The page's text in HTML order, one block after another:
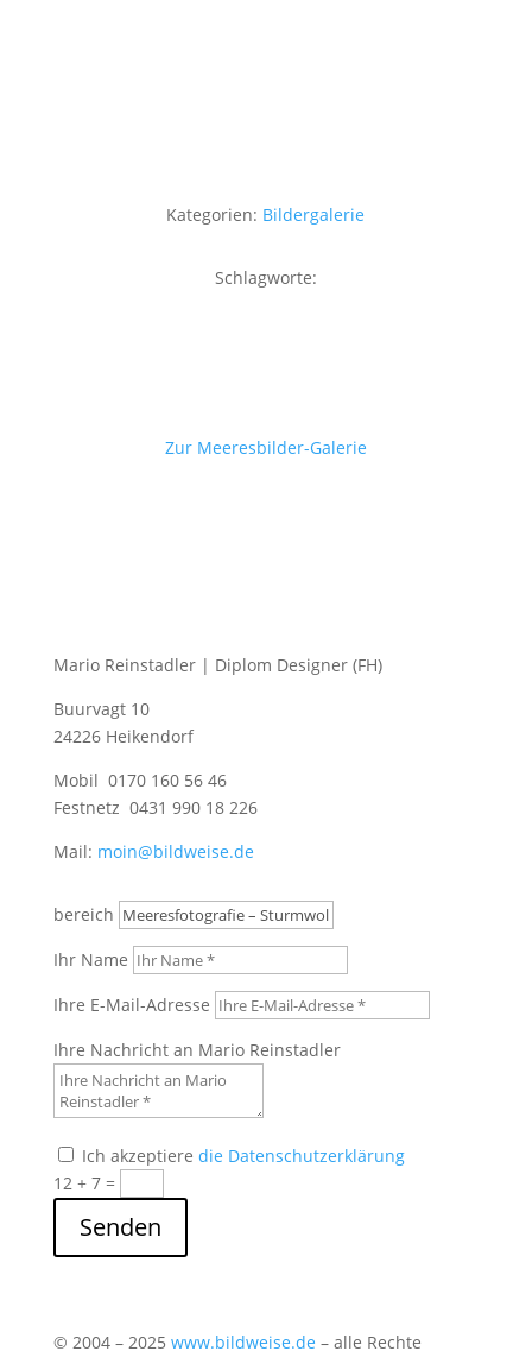
Kategorien: Bildergalerie
Schlagworte:
Zur Meeresbilder-Galerie
Mario Reinstadler | Diplom Designer (FH)
Buurvagt 10
24226 Heikendorf
Mobil 0170 160 56 46
Festnetz 0431 990 18 226
Mail: moin@bildweise.de
bereich
Ihr Name
Ihre E-Mail-Adresse
Ihre Nachricht an Mario Reinstadler
Ich akzeptiere die Datenschutzerklärung
12 + 7=
Senden
© 2004 – 2025 www.bildweise.de – alle Rechte